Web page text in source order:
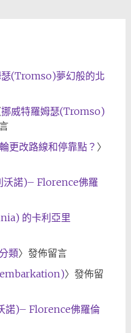
(Tromso)夢幻般的北
挪威特羅姆瑟(Tromso)
更改路線和停靠點？ 〉
諾)– Florence佛羅
的卡利亞里
類〉發佈留言
〉發佈留
諾)– Florence佛羅倫